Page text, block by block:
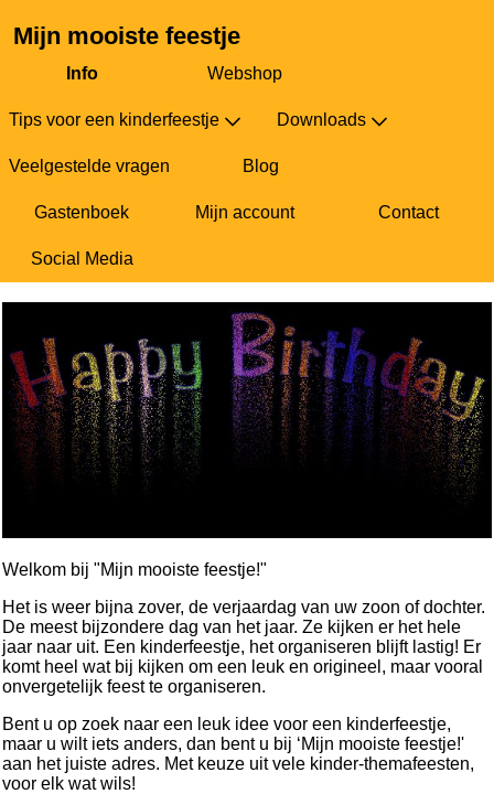
Mijn mooiste feestje
Info Webshop
Tips voor een kinderfeestje Downloads
Veelgestelde vragen Blog
Gastenboek Mijn account Contact
Social Media
Welkom bij "Mijn mooiste feestje!"
Het is weer bijna zover, de verjaardag van uw zoon of dochter.
De meest bijzondere dag van het jaar. Ze kijken er het hele
jaar naar uit. Een kinderfeestje, het organiseren blijft lastig! Er
komt heel wat bij kijken om een leuk en origineel, maar vooral
onvergetelijk feest te organiseren.
Bent u op zoek naar een leuk idee voor een kinderfeestje,
maar u wilt iets anders, dan bent u bij ‘Mijn mooiste feestje!'
aan het juiste adres. Met keuze uit vele kinder-themafeesten,
voor elk wat wils!